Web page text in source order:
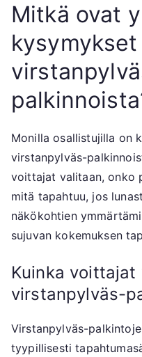
Mitkä ovat
Monilla osallistujilla on
virstanpylväs-
voittajat valitaan, onko
mitä tapahtuu, jos
näkökohtien
sujuvan kokemuksen
Kuinka voittajat
virstanpylväs-
Virstanpylväs-
tyypillisesti